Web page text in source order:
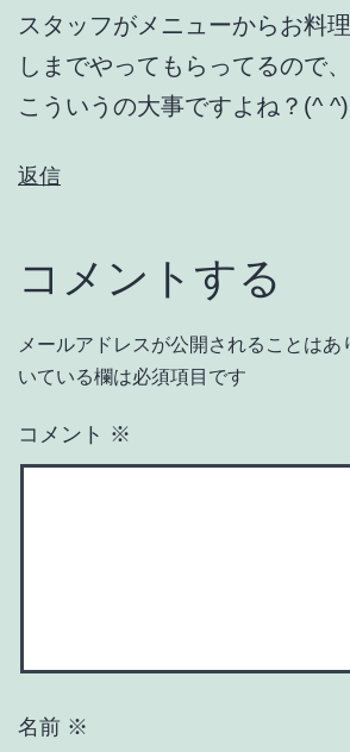
スタッフがメニューからお料
しまでやってもらってるので
こういうの大事ですよね？(^ ^)
返信
コメントする
メールアドレスが公開されることはあ
いている欄は必須項目です
コメント ※
名前 ※